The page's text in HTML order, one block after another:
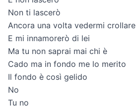
Non ti lascerò
Ancora una volta vedermi crollare
E mi innamorerò di lei
Ma tu non saprai mai chi è
Cado ma in fondo me lo merito
Il fondo è così gelido
No
Tu no